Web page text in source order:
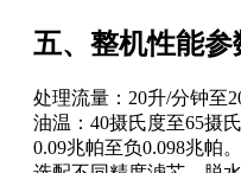
五、整机性能参
处理流量：20升/分钟至
油温：40摄氏度至65摄
0.09兆帕至负0.098兆帕